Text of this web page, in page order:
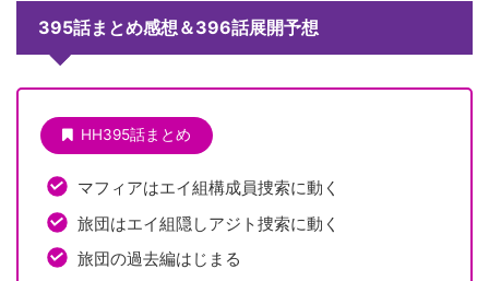
395話まとめ感想＆396話展開予想
HH395話まとめ
マフィアはエイ組構成員捜索に動く
旅団はエイ組隠しアジト捜索に動く
旅団の過去編はじまる